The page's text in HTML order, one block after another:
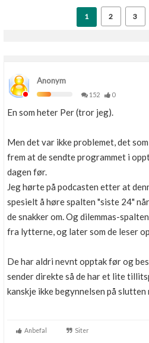
1 2 3
Anonym
152
0
En som heter Per (tror jeg).
Men det var ikke problemet, det
frem at de sendte programmet i
dagen før.
Jeg hørte på podcasten etter at
spesielt å høre spalten "siste 24"
de snakker om. Og dilemmas-
fra lytterne, og later som de leser
De har aldri nevnt opptak før og
sender direkte så de har et lite
kanskje ikke begynnelsen på
Anbefal Siter